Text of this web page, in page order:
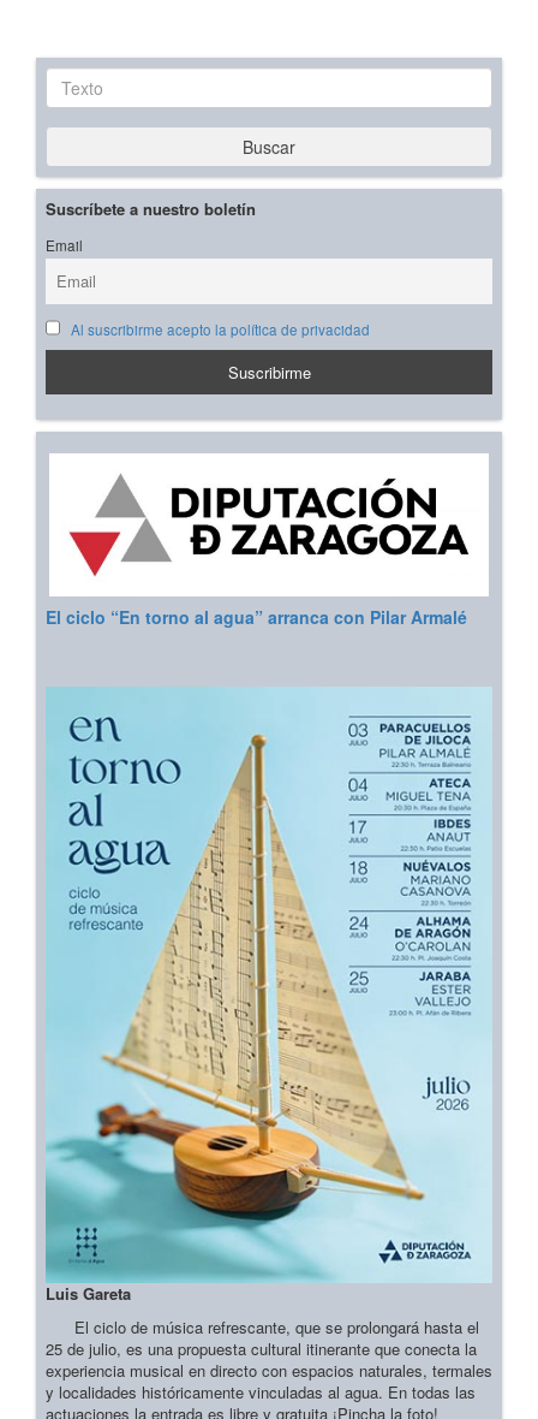
Texto
Buscar
Suscríbete a nuestro boletín
Email
Al suscribirme acepto la política de privacidad
El ciclo “En torno al agua” arranca con Pilar Armalé
Luis Gareta
El ciclo de música refrescante, que se prolongará hasta el
25 de julio, es una propuesta cultural itinerante que conecta la
experiencia musical en directo con espacios naturales, termales
y localidades históricamente vinculadas al agua. En todas las
actuaciones la entrada es libre y gratuita ¡Pincha la foto!